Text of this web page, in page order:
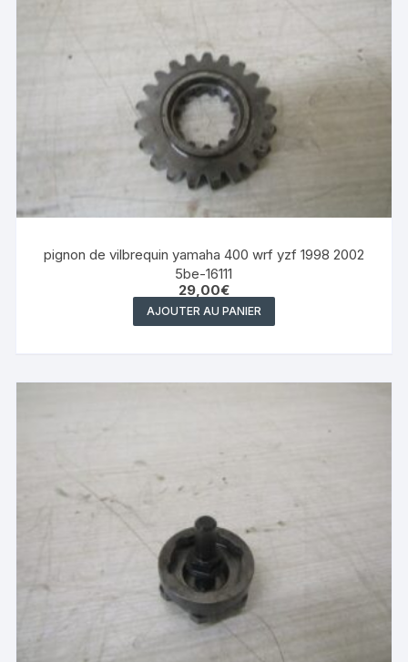
pignon de vilbrequin yamaha 400 wrf yzf 1998 2002
5be-16111
29,00€
AJOUTER AU PANIER